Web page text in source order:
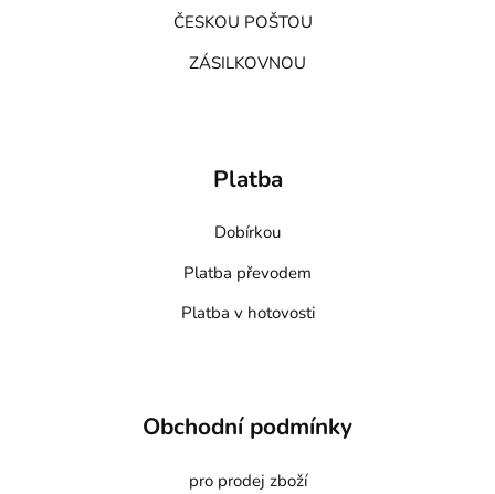
ČESKOU POŠTOU
ZÁSILKOVNOU
Platba
Dobírkou
Platba převodem
Platba v hotovosti
Obchodní podmínky
pro prodej zboží